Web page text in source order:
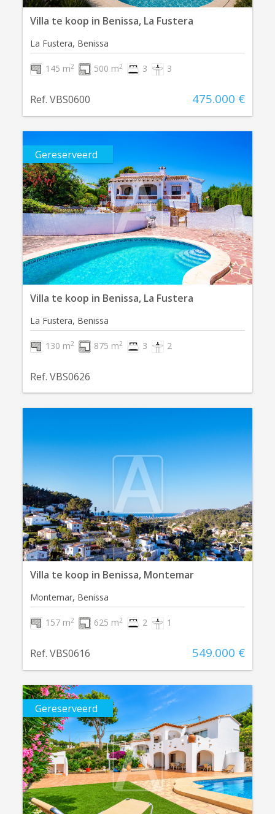
Villa te koop in Benissa, La Fustera
La Fustera, Benissa
145 m2 500 m2 3 3
Ref. VBS0600 475.000 €
Gereserveerd
Villa te koop in Benissa, La Fustera
La Fustera, Benissa
130 m2 875 m2 3 2
Ref. VBS0626
Villa te koop in Benissa, Montemar
Montemar, Benissa
157 m2 625 m2 2 1
Ref. VBS0616 549.000 €
Gereserveerd